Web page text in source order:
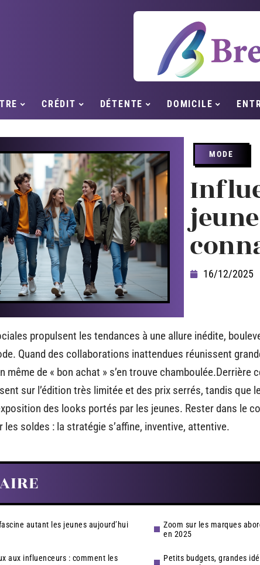
CRÉDIT DÉTENTE DOMICILE
MODE
16/12/2025
propulsent les tendances à une allure inédite,
Quand des collaborations inattendues réunissent
même de « bon achat » s’en trouve chamboulée.Derrière
sur l’édition très limitée et des prix serrés, tandis que
des looks portés par les jeunes. Rester dans le
les soldes : la stratégie s’affine, inventive, attentive.
autant les jeunes aujourd’hui
aux influenceurs : comment les
Zoom sur les marques
en 2025
Petits budgets, grandes